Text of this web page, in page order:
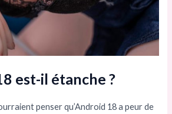
est-il étanche ?
penser qu’Android 18 a peur de